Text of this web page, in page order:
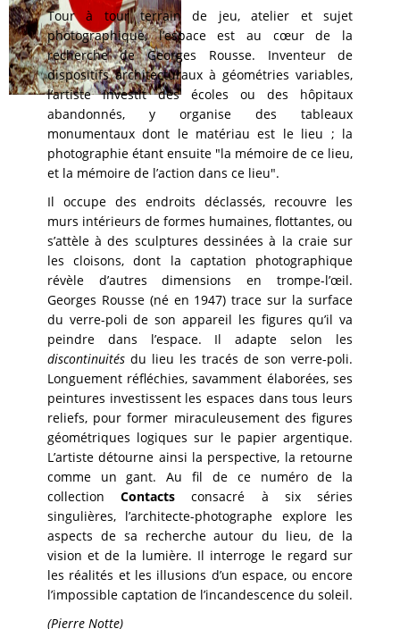
Tour à tour terrain de jeu, atelier et sujet
photographique, l’espace est au cœur de la
recherche de Georges Rousse. Inventeur de
dispositifs architecturaux à géométries variables,
l’artiste investit des écoles ou des hôpitaux
abandonnés, y organise des tableaux
monumentaux dont le matériau est le lieu ; la
photographie étant ensuite "la mémoire de ce lieu,
et la mémoire de l’action dans ce lieu".
Il occupe des endroits déclassés, recouvre les
murs intérieurs de formes humaines, flottantes, ou
s’attèle à des sculptures dessinées à la craie sur
les cloisons, dont la captation photographique
révèle d’autres dimensions en trompe-l’œil.
Georges Rousse (né en 1947) trace sur la surface
du verre-poli de son appareil les figures qu’il va
peindre dans l’espace. Il adapte selon les
discontinuitésdu lieu les tracés de son verre-poli.
Longuement réfléchies, savamment élaborées, ses
peintures investissent les espaces dans tous leurs
reliefs, pour former miraculeusement des figures
géométriques logiques sur le papier argentique.
L’artiste détourne ainsi la perspective, la retourne
comme un gant. Au fil de ce numéro de la
collectionContacts consacré à six séries
singulières, l’architecte-photographe explore les
aspects de sa recherche autour du lieu, de la
vision et de la lumière. Il interroge le regard sur
les réalités et les illusions d’un espace, ou encore
l’impossible captation de l’incandescence du soleil.
(Pierre Notte)